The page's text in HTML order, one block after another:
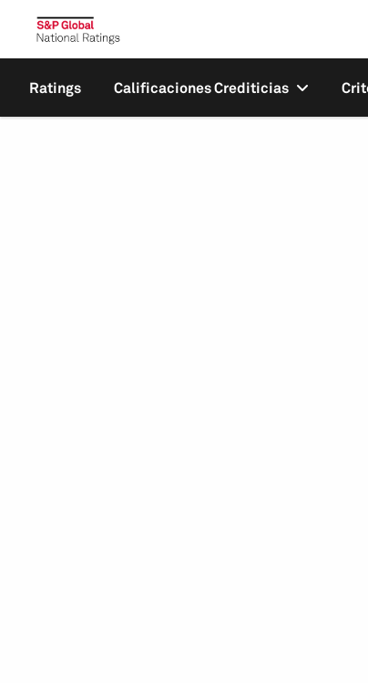
Ratings Calificaciones Crediticias